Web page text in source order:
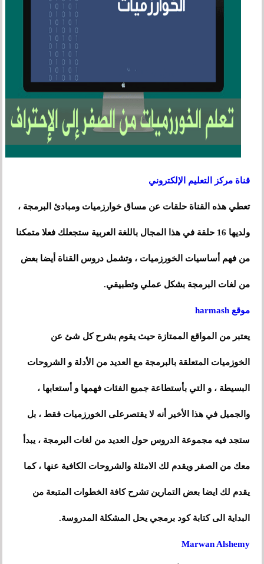
قناة مركز التعليم الإلكتروني
تعطي هذه القناة حلقات عن مساق خوارزميات ومبادئ البرمجة ،
ولديها 16 حلقة في هذا المجال باللغة العربية ستجعلك فعلا متمكنا
من فهم أساسيات الخورزميات ، وتشمل دروس القناة أيضا بعض
من لغات البرمجة بشكل عملي وتطبيقي.
موقع harmash
يعتبر من المواقع الممتازة حيث يقوم بشرح كل شئ عن
الخوزميات المتعلقة بالبرمجة مع العديد من الأدلة و الشروحات
البسيطة،و التي بأستطاعة جميع الفئات فهمها و أستعابها،
والجميل في هذا الأخير أنه لا يقتصرعلى الخورزميات فقط،بل
ستجد فيه مجموعة الدروس حول العديد من لغات البرمجة ، يبدأ
معك من الصفر ويقدم لك الامثلة والشروحات الكافية عنها، كما
يقدم لك ايضا بعض التمارين تشرح كافة الخطوات المتبعة من
البداية الى كتابة كود برمجي يحل المشكلة المدروسة.
Marwan Alshemy